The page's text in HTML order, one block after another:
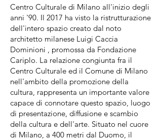
Centro Culturale di Milano all'inizio degli
anni '90. Il 2017 ha visto la ristrutturazione
dell'intero spazio creato dal noto
architetto milanese Luigi Caccia
Dominioni , promossa da Fondazione
Cariplo. La relazione congiunta fra il
Centro Culturale ed il Comune di Milano
nell'ambito della promozione della
cultura, rappresenta un importante valore
capace di connotare questo spazio, luogo
di presentazione, diffusione e scambio
della cultura e dell'arte. Situato nel cuore
di Milano, a 400 metri dal Duomo, il